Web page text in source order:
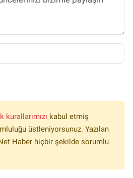
kurallarımızı kabul etmiş
üstleniyorsunuz. Yazılan
Haber hiçbir şekilde sorumlu